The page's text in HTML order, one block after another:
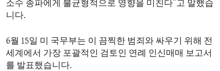
소수 종파에게 불균형적으로 영향을 미친다”고 말했습
니다.
6월 15일 미 국무부는 이 끔찍한 범죄와 싸우기 위해 전
세계에서 가장 포괄적인 검토인 연례 인신매매 보고서
를 발표했습니다.